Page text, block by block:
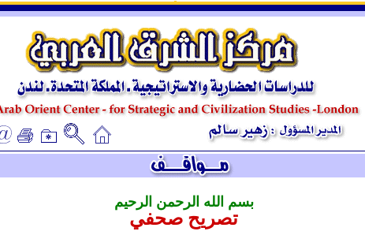
ـ
ـ
بسم الله الرحمن الرحيم
تصريح صحفي